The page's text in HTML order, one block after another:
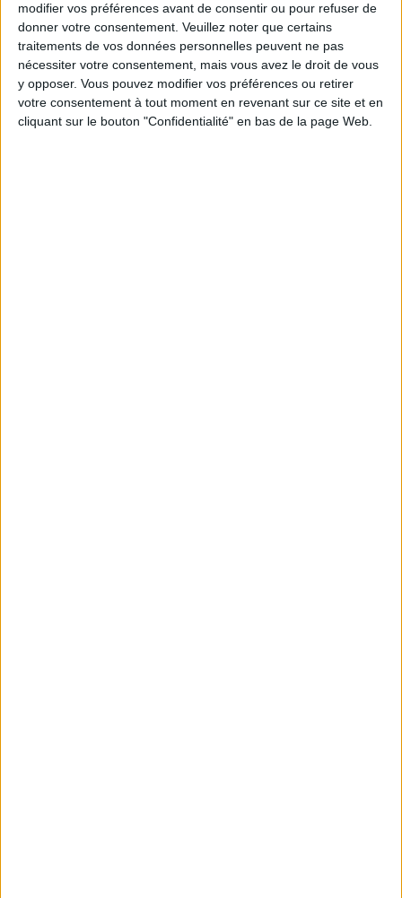
modifier vos préférences avant de consentir ou pour refuser de
donner votre consentement. Veuillez noter que certains
traitements de vos données personnelles peuvent ne pas
nécessiter votre consentement, mais vous avez le droit de vous
y opposer. Vous pouvez modifier vos préférences ou retirer
votre consentement à tout moment en revenant sur ce site et en
cliquant sur le bouton "Confidentialité" en bas de la page Web.